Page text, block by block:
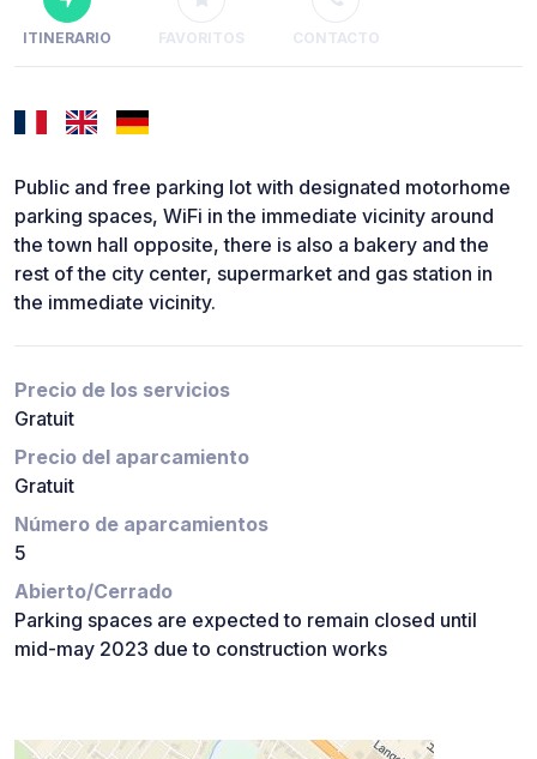
ITINERARIO FAVORITOS CONTACTO
Public and free parking lot with designated motorhome
parking spaces, WiFi in the immediate vicinity around
the town hall opposite, there is also a bakery and the
rest of the city center, supermarket and gas station in
the immediate vicinity.
Precio de los servicios
Gratuit
Precio del aparcamiento
Gratuit
Número de aparcamientos
5
Abierto/Cerrado
Parking spaces are expected to remain closed until
mid-may 2023 due to construction works